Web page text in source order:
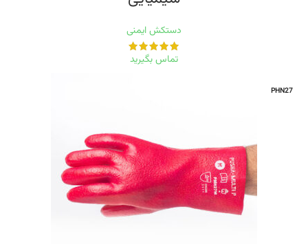
دستکش ایمنی
تماس بگیرید
PHN27